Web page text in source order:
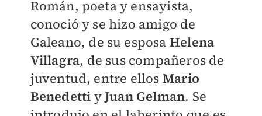
Román, poeta y ensayista,
conoció y se hizo amigo de
Galeano, de su esposa Helena
Villagra, de sus compañeros de
juventud, entre ellos Mario
Benedetti yJuan Gelman. Se